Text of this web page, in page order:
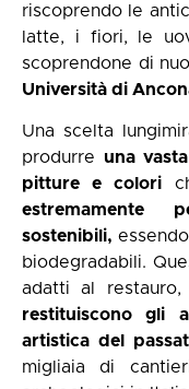
riscoprendo le
latte, i fiori, le
scoprendone di
Università di
Una scelta
produrre una
pitture e colori
estremamente
sostenibili,
biodegradabili.
adatti al
restituiscono gli
artistica del
migliaia di